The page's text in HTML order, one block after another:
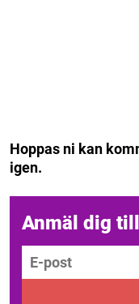
Hoppas ni kan
igen.
Anmäl dig
E-post